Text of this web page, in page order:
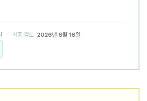
· 최종 검토
2026년 6월 16일